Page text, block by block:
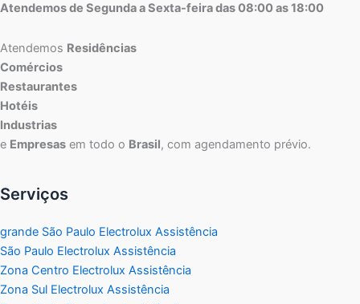
Atendemos de Segunda a Sexta-feira das 08:00 as 18:00
Atendemos Residências
Comércios
Restaurantes
Hotéis
Industrias
e Empresas em todo o Brasil, com agendamento prévio.
Serviços
grande São Paulo Electrolux Assistência
São Paulo Electrolux Assistência
Zona Centro Electrolux Assistência
Zona Sul Electrolux Assistência